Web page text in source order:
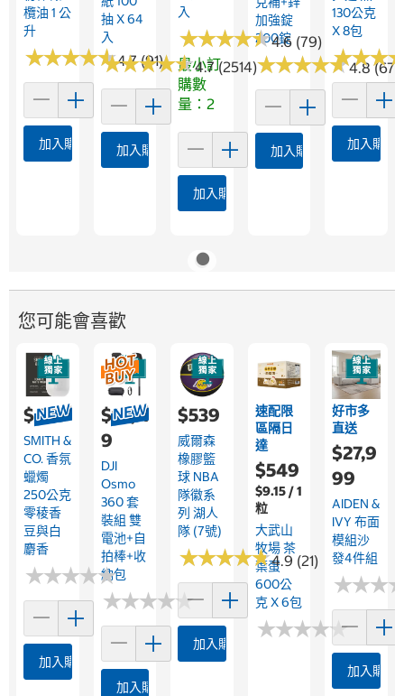
欖油 1 公
升
★★★★★
★★★★★4.7 (91)
加入購物車
抽 X 64
入
★★★★★
★★★★★4.7 (2514)
加入購物車
入
★★★★★
★★★★★4.6 (79)
最小訂
購數
量：2
加入購物車
加強錠
200錠
★★★★★
★★★★★4.8
加入購物車
130公克
X 8包
★★★
★★★
加入購物
您可能會喜歡
$499
SMITH &
CO. 香氛
蠟燭
250公克
零稜香
豆與白
麝香
★★★★★
★★★★★
加入購物車
$14,11
9
DJI
Osmo
360 套
裝組 雙
電池+自
拍棒+收
納包
★★★★★
★★★★★
加入購物車
$539
威爾森
橡膠籃
球 NBA
隊徽系
列 湖人
隊 (7號)
★★★★★
★★★★★4.9 (21)
加入購物車
速配限
區隔日
達
$549
$9.15 / 1
粒
大武山
牧場 茶
葉蛋
600公
克 X 6包
★★★★★
★★★★★
好市多
直送
$27,9
99
AIDEN &
IVY 布面
模組沙
發4件組
★★★
★★★
加入購物